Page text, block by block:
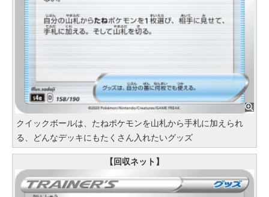
クイックボールは、たねポケモンを山札から手札に加えられ
る、どんなデッキにもたくさん入れたいグッズ
【回収ネット】